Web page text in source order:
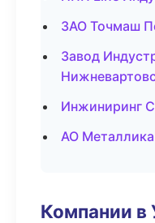
ЗАО Точмаш
Завод
Инжиниринг
АО
Компании в